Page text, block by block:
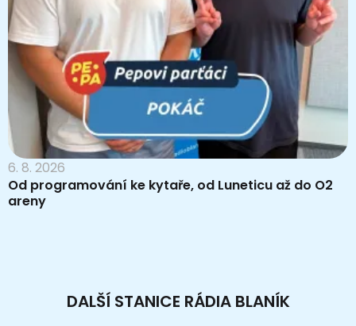
6. 8. 2026
Od programování ke kytaře, od Luneticu až do O2
areny
DALŠÍ STANICE RÁDIA BLANÍK